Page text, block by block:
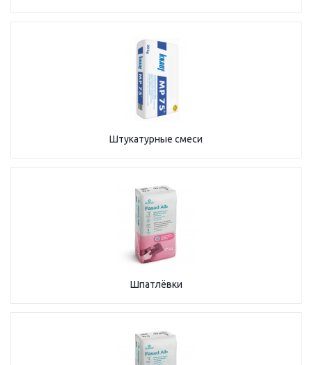
Штукатурные смеси
Шпатлёвки